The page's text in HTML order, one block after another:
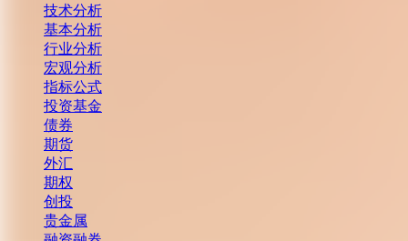
技术分析
基本分析
行业分析
宏观分析
指标公式
投资基金
债券
期货
外汇
期权
创投
贵金属